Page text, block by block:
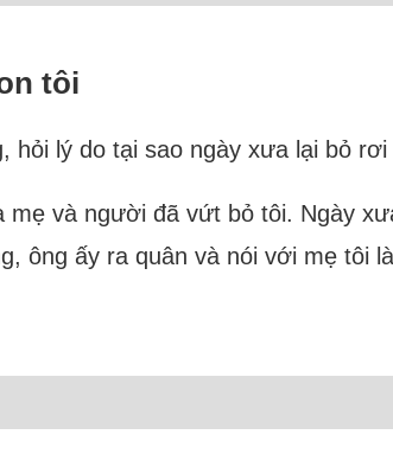
tôi
hỏi lý do tại sao ngày xưa lại bỏ rơi
và người đã vứt bỏ tôi. Ngày
ông ấy ra quân và nói với mẹ tôi